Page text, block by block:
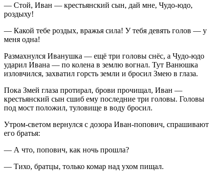
— Стой, Иван — крестьянский сын, дай мне, Чудо-юдо,
роздыху!
— Какой тебе роздых, вражья сила! У тебя девять голов — у
меня одна!
Размахнулся Иванушка — ещё три головы снёс, а Чудо-юдо
ударил Ивана — по колена в землю вогнал. Тут Ванюшка
изловчился, захватил горсть земли и бросил Змею в глаза.
Пока Змей глаза протирал, брови прочищал, Иван —
крестьянский сын сшиб ему последние три головы. Головы
под мост положил, туловище в воду бросил.
Утром-светом вернулся с дозора Иван-попович, спрашивают
его братья:
— А что, попович, как ночь прошла?
— Тихо, братцы, только комар над ухом пищал.